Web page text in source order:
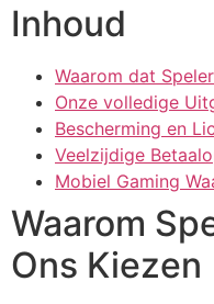
Inhoud
Waarom dat
Onze volledige
Bescherming en
Veelzijdige
Mobiel Gaming
Waarom
Ons Kiezen